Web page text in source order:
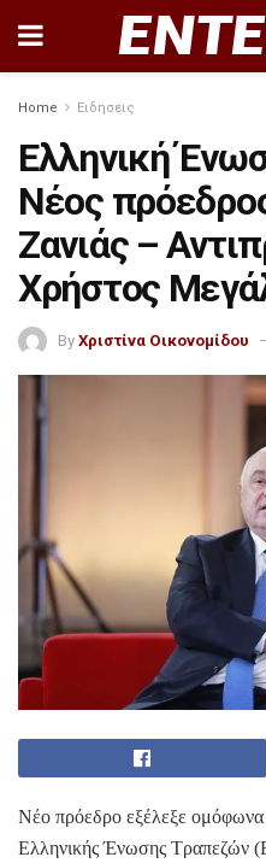
Home Ειδησεις
Ελληνική
Νέος
Ζανιάς –
Χρήστος
By Χριστίνα Οικονομίδου
Νέο πρόεδρο εξέλεξε ομόφωνα
Ελληνικής Ένωσης Τραπεζών